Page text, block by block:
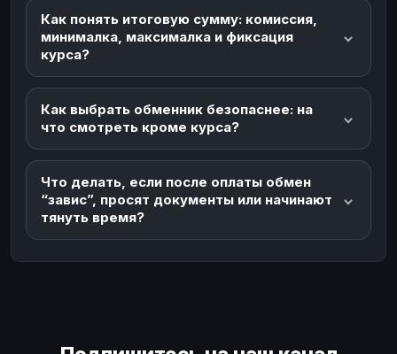
Как понять итоговую сумму: комиссия,
минималка, максималка и фиксация
курса?
Как выбрать обменник безопаснее: на
что смотреть кроме курса?
Что делать, если после оплаты обмен
“завис”, просят документы или начинают
тянуть время?